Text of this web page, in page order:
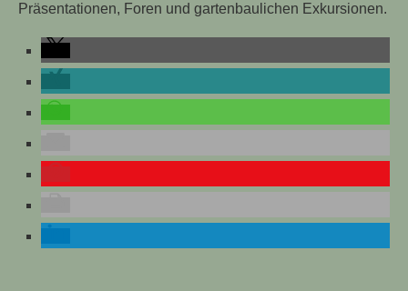
Präsentationen, Foren und gartenbaulichen Exkursionen.